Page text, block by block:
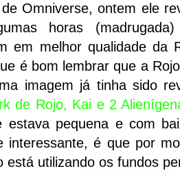
Omniverse, ontem ele
horas
em melhor qualidade da
é bom lembrar que a
imagem já tinha sido
de Rojo, Kai e 2
estava pequena e com
interessante, é que por
está utilizando os fundos